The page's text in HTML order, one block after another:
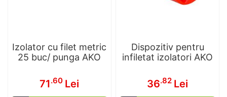
Izolator cu filet metric
25 buc/ punga AKO
71.60 Lei
Dispozitiv pentru
infiletat izolatori AKO
36.82 Lei